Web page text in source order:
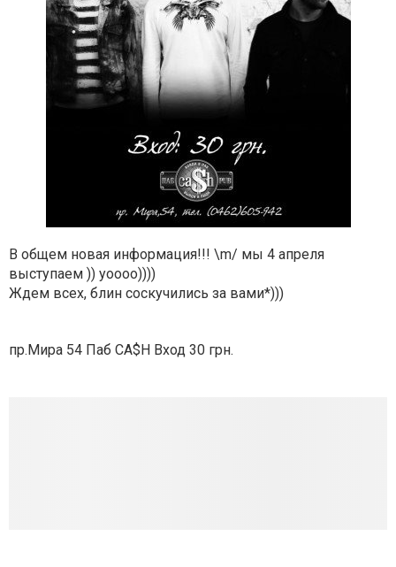
В общем новая информация!!! \m/ мы 4 апреля
выступаем )) уоооо))))
Ждем всех, блин соскучились за вами*)))
пр.Мира 54 Паб CA$H Вход 30 грн.